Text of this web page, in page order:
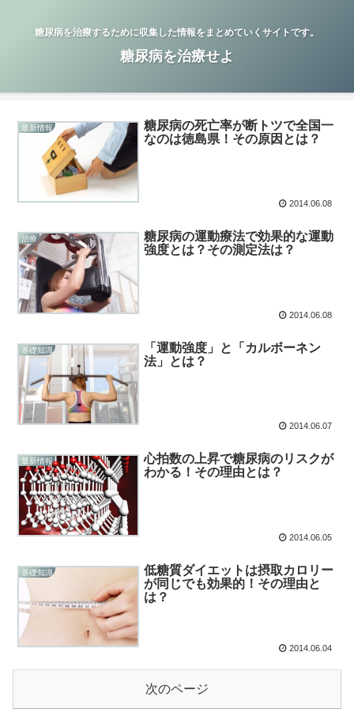
糖尿病を治療するために収集した情報をまとめていくサイトです。
糖尿病を治療せよ
最新情報
糖尿病の死亡率が断トツで全国一
なのは徳島県！その原因とは？
2014.06.08
治療
糖尿病の運動療法で効果的な運動
強度とは？その測定法は？
2014.06.08
基礎知識
「運動強度」と「カルボーネン
法」とは？
2014.06.07
最新情報
心拍数の上昇で糖尿病のリスクが
わかる！その理由とは？
2014.06.05
基礎知識
低糖質ダイエットは摂取カロリー
が同じでも効果的！その理由と
は？
2014.06.04
次のページ